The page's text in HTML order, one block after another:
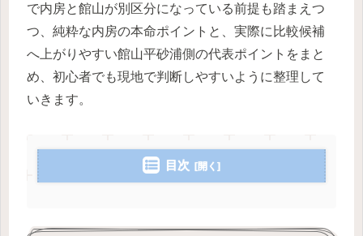
で内房と館山が別区分になっている前提も踏まえつ
つ、純粋な内房の本命ポイントと、実際に比較候補
へ上がりやすい館山平砂浦側の代表ポイントをまと
め、初心者でも現地で判断しやすいように整理して
いきます。
目次